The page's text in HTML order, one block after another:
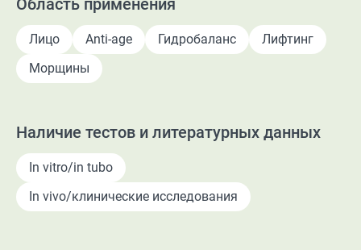
Область применения
Лицо Anti-age Гидробаланс
Лифтинг
Морщины
Наличие тестов и литературных данных
In vitro/in tubo
In vivo/клинические исследования